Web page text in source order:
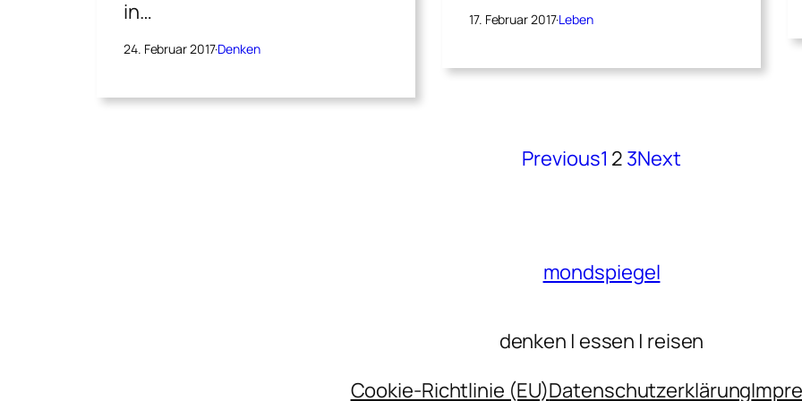
in…
24. Februar 2017·Denken
17. Februar 2017·Leben
Previous1 2 3Next
mondspiegel
denken | essen | reisen
Cookie-Richtlinie (EU)Datenschutzerklärung